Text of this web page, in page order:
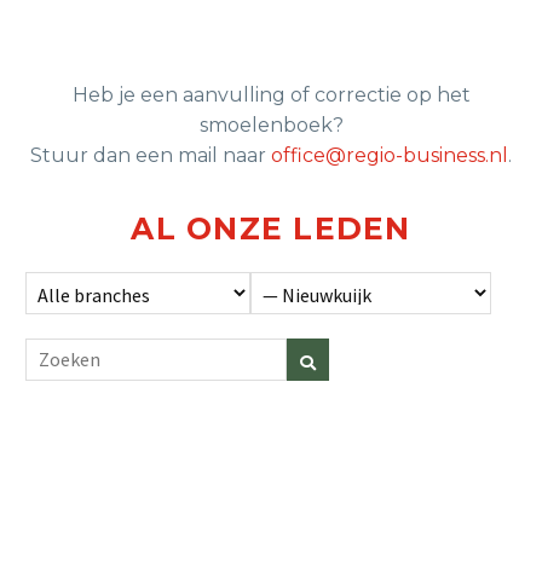
Heb je een aanvulling of correctie op het
smoelenboek?
Stuur dan een mail naar office@regio-business.nl .
AL ONZE LEDEN